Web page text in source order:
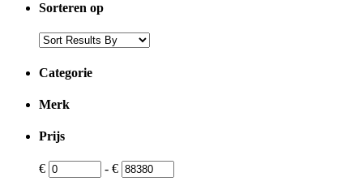
Sorteren op
Categorie
Merk
Prijs
€ - €